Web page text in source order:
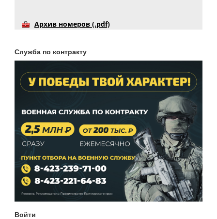
Архив номеров (.pdf)
Служба по контракту
Войти